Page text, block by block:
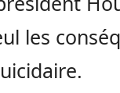
les